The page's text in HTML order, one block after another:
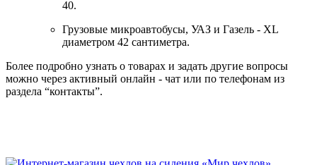
40.
Грузовые микроавтобусы, УАЗ и Газель - XL
диаметром 42 сантиметра.
Более подробно узнать о товарах и задать другие вопросы
можно через активный онлайн - чат или по телефонам из
раздела “контакты”.